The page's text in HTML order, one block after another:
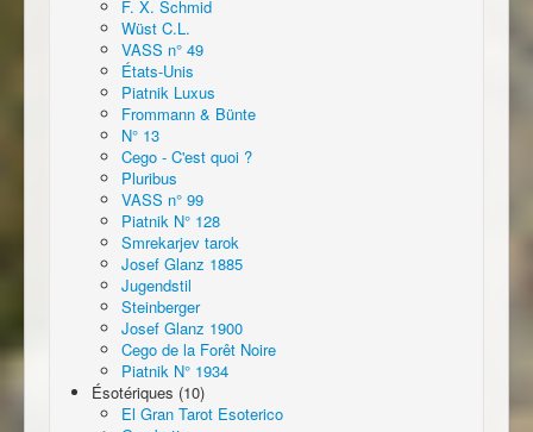
F. X. Schmid
Wüst C.L.
VASS n° 49
États-Unis
Piatnik Luxus
Frommann & Bünte
N° 13
Cego - C'est quoi ?
Pluribus
VASS n° 99
Piatnik N° 128
Smrekarjev tarok
Josef Glanz 1885
Jugendstil
Steinberger
Josef Glanz 1900
Cego de la Forêt Noire
Piatnik N° 1934
Ésotériques (10)
El Gran Tarot Esoterico